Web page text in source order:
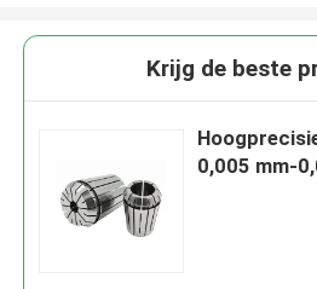
Krijg de beste
0,005 mm-